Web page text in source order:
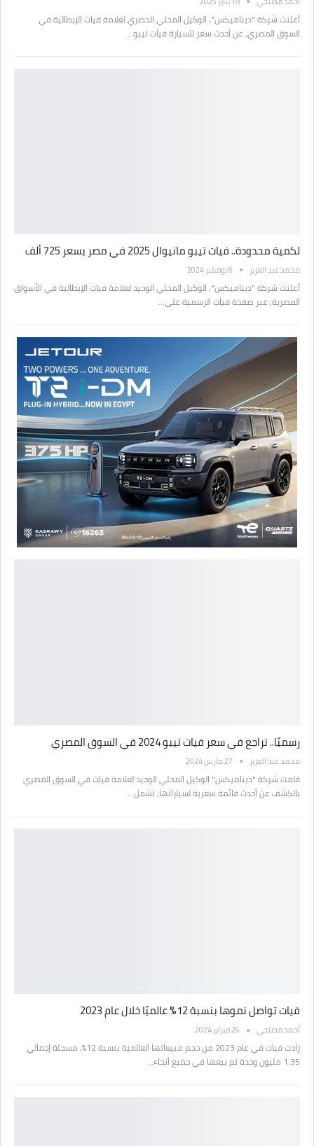
أعلنت شركة "ديناميكس"، الوكيل المحلي الحصري لعلامة فيات الإيطالية في
السوق المصري، عن أحدث سعر للسيارة فيات تيبو…
لكمية محدودة.. فيات تيبو مانيوال 2025 في مصر بسعر 725 ألف
محمد عبد العزيز 6 نوفمبر 2024
أعلنت شركة "ديناميكس"، الوكيل المحلي الوحيد لعلامة فيات الإيطالية في الأسواق
المصرية، عبر صفحة فيات الرسمية على…
رسميًا.. تراجع في سعر فيات تيبو 2024 في السوق المصري
محمد عبد العزيز 27 مارس 2024
قامت شركة "ديناميكس" الوكيل المحلي الوحيد لعلامة فيات في السوق المصري
بالكشف عن أحدث قائمة سعرية لسياراتها، تشمل…
فيات تواصل نموها بنسبة 12% عالميًا خلال عام 2023
أحمد مصلحي 26 فبراير 2024
زادت فيات في عام 2023 من حجم مبيعاتها العالمية بنسبة 12%، مسجلة إجمالي
1.35 مليون وحدة تم بيعها في جميع أنحاء…